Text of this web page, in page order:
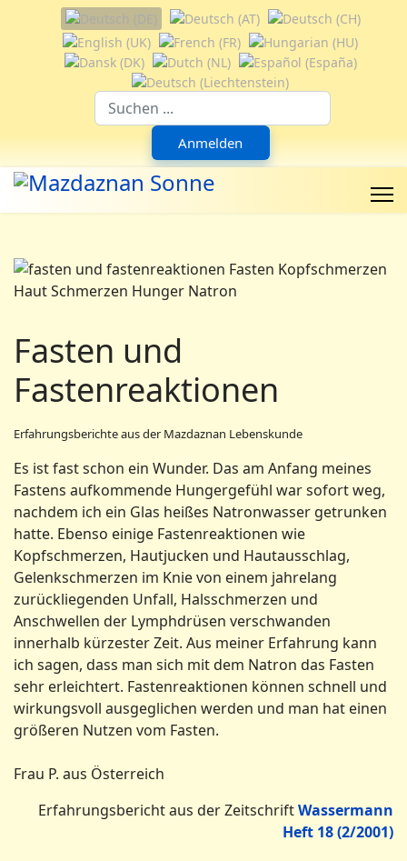
Sprache auswählen
Anmelden
Fasten und
Fastenreaktionen
Erfahrungsberichte aus der Mazdaznan Lebenskunde
Es ist fast schon ein Wunder. Das am Anfang meines
Fastens aufkommende Hungergefühl war sofort weg,
nachdem ich ein Glas heißes Natronwasser getrunken
hatte. Ebenso einige Fastenreaktionen wie
Kopfschmerzen, Hautjucken und Hautausschlag,
Gelenkschmerzen im Knie von einem jahrelang
zurückliegenden Unfall, Halsschmerzen und
Anschwellen der Lymphdrüsen verschwanden
innerhalb kürzester Zeit. Aus meiner Erfahrung kann
ich sagen, dass man sich mit dem Natron das Fasten
sehr erleichtert. Fastenreaktionen können schnell und
wirkungsvoll ausgeglichen werden und man hat einen
größeren Nutzen vom Fasten.
Frau P. aus Österreich
Erfahrungsbericht aus der ZeitschriftWassermann
Heft 18 (2/2001)